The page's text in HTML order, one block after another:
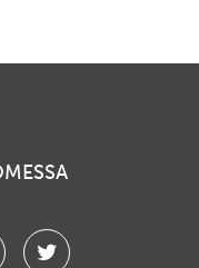
Twitter